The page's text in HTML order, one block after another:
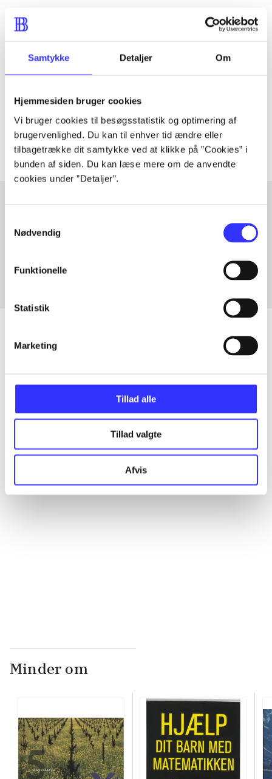
Samtykke Detaljer Om
Hjemmesiden bruger cookies
Vi bruger cookies til besøgsstatistik og optimering af
brugervenlighed. Du kan til enhver tid ændre eller
tilbagetrække dit samtykke ved at klikke på ”Cookies” i
bunden af siden. Du kan læse mere om de anvendte
cookies under ”Detaljer”.
Nødvendig
Funktionelle
Statistik
Marketing
Tillad alle
Tillad valgte
Afvis
Tidsskrift
Artiklen er en del af
Tidsskrift
Artiklerne ihandler ofte om
Artikler med samme emner
Alle registrerede artikler fordelt på udgivelser
...
...
...
Minder om